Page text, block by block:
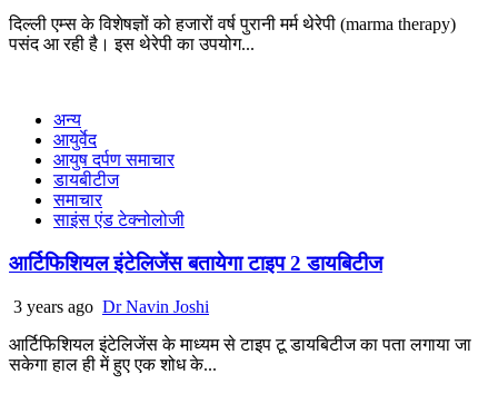
दिल्ली एम्स के विशेषज्ञों को हजारों वर्ष पुरानी मर्म थेरेपी (marma therapy)
पसंद आ रही है। इस थेरेपी का उपयोग...
अन्य
आयुर्वेद
आयुष दर्पण समाचार
डायबीटीज
समाचार
साइंस एंड टेक्नोलोजी
आर्टिफिशियल इंटेलिजेंस बतायेगा टाइप 2 डायबिटीज
3 years ago Dr Navin Joshi
आर्टिफिशियल इंटेलिजेंस के माध्यम से टाइप टू डायबिटीज का पता लगाया जा
सकेगा हाल ही में हुए एक शोध के...